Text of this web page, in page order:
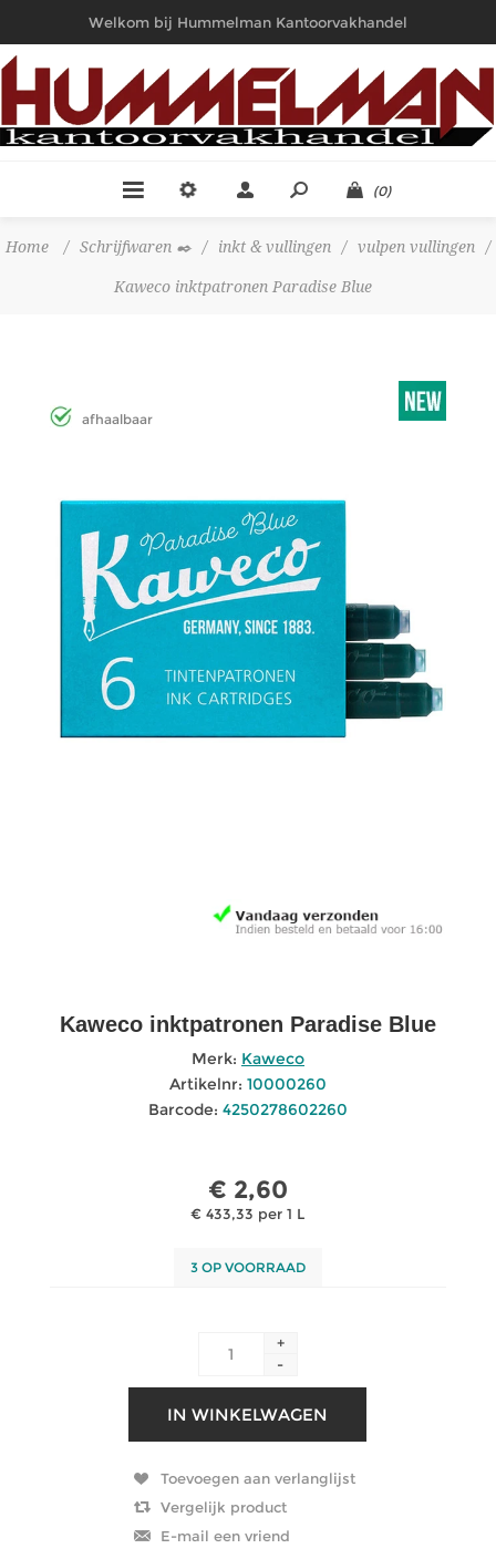
Welkom bij Hummelman Kantoorvakhandel
(0)
Home / Schrijfwaren ✒️ / inkt & vullingen / vulpen vullingen /
Kaweco inktpatronen Paradise Blue
afhaalbaar
Kaweco inktpatronen Paradise Blue
Merk: Kaweco
Artikelnr: 10000260
Barcode: 4250278602260
€ 2,60
€ 433,33 per 1 L
3 OP VOORRAAD
+
-